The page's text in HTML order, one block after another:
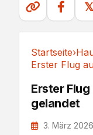
𝕏
Startseite›
Erster
gelandet
3. März 2026